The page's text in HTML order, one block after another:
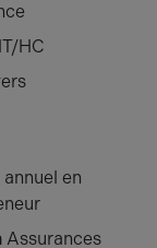
HC
annuel en
Assurances